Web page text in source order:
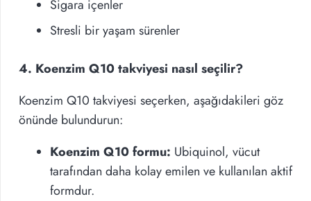
Sigara içenler
Stresli bir yaşam sürenler
4. Koenzim Q10 takviyesi nasıl seçilir?
Koenzim Q10 takviyesi seçerken, aşağıdakileri göz
önünde bulundurun:
Koenzim Q10 formu: Ubiquinol, vücut
tarafından daha kolay emilen ve kullanılan aktif
formdur.